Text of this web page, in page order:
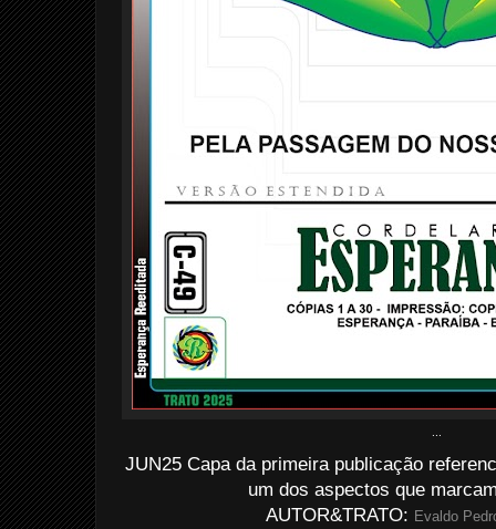
JUN25 Capa da primeira publicação
um dos aspectos que
AUTOR&TRATO: Evaldo